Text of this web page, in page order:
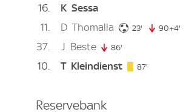
16 K Sessa
11
D Thomalla 23' 23. minute
90+4'
37 J Beste 86'
10 T Kleindienst 87'
Reservebank